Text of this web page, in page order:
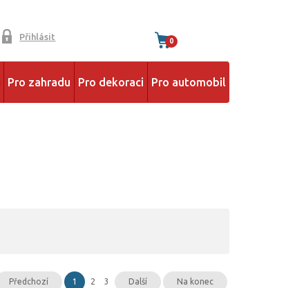
Přihlásit 0
Pro zahradu Pro dekoraci Pro automobil
Předchozí 1 2 3 Další Na konec